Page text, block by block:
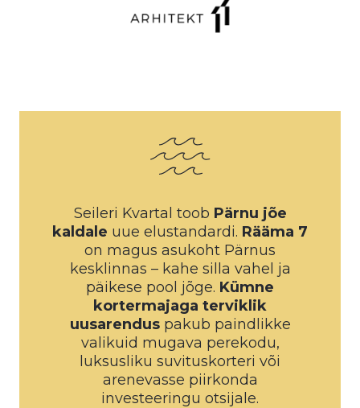
Seileri Kvartal toob Pärnu jõe
kaldale uue elustandardi. Rääma 7
on magus asukoht Pärnus
kesklinnas – kahe silla vahel ja
päikese pool jõge. Kümne
kortermajaga terviklik
uusarenduspakub paindlikke
valikuid mugava perekodu,
luksusliku suvituskorteri või
arenevasse piirkonda
investeeringu otsijale.